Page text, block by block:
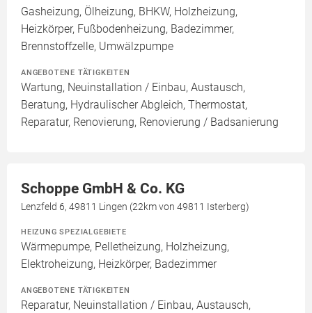
Gasheizung, Ölheizung, BHKW, Holzheizung,
Heizkörper, Fußbodenheizung, Badezimmer,
Brennstoffzelle, Umwälzpumpe
ANGEBOTENE TÄTIGKEITEN
Wartung, Neuinstallation / Einbau, Austausch,
Beratung, Hydraulischer Abgleich, Thermostat,
Reparatur, Renovierung, Renovierung / Badsanierung
Schoppe GmbH & Co. KG
Lenzfeld 6, 49811 Lingen (22km von 49811 Isterberg)
HEIZUNG SPEZIALGEBIETE
Wärmepumpe, Pelletheizung, Holzheizung,
Elektroheizung, Heizkörper, Badezimmer
ANGEBOTENE TÄTIGKEITEN
Reparatur, Neuinstallation / Einbau, Austausch,